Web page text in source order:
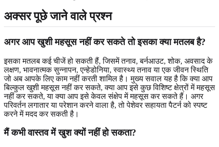
अक्सर पूछे जाने वाले प्रश्न
अगर आप खुशी महसूस नहीं कर सकते तो इसका क्या मतलब है?
इसका मतलब कई चीजें हो सकती हैं, जिसमें तनाव, बर्नआउट, शोक, अवसाद के
लक्षण, भावनात्मक सुन्नापन, एन्हेडोनिया, स्वास्थ्य तनाव या एक जीवन स्थिति
जो अब आपके लिए काम नहीं करती शामिल है। मुख्य सवाल यह है कि क्या आप
बिल्कुल खुशी महसूस नहीं कर सकते, क्या आप इसे कुछ विशिष्ट क्षेत्रों में महसूस
नहीं कर सकते, या क्या आप इसे केवल संक्षेप में महसूस कर सकते हैं। अगर
परिवर्तन लगातार या परेशान करने वाला है, तो पेशेवर सहायता पैटर्न को स्पष्ट
करने में मदद कर सकती है।
मैं कभी वास्तव में खुश क्यों नहीं हो सकता?